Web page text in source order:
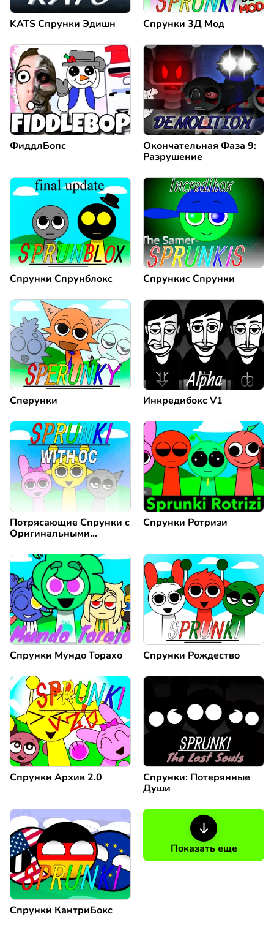
KATS Спрунки Эдишн Спрунки 3Д Мод
ФиддлБопс
Окончательная Фаза 9:
Разрушение
Спрунки Спрунблокс Спрункис Спрунки
Сперунки Инкредибокс V1
Потрясающие Спрунки с
Оригинальными
with OC
Спрунки Ротризи
Спрунки Мундо Торахо Спрунки Рождество
Спрунки Архив 2.0
Спрунки: Потерянные
Души
Спрунки КантриБокс
Показать еще